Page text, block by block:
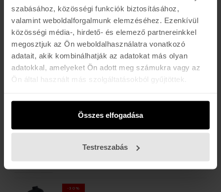
szabásához, közösségi funkciók biztosításához,
valamint weboldalforgalmunk elemzéséhez. Ezenkívül
közösségi média-, hirdető- és elemező partnereinkkel
megosztjuk az Ön weboldalhasználatra vonatkozó
adatait, akik kombinálhatják az adatokat más olyan
adatokkal, amelyeket Ön adott meg számukra vagy az
Ön által használt más szolgáltatásokból gyűjtöttek.
Összes elfogadása
Testreszabás
-30%
THIRTYTWO
RIDELITE L/S SHIRT
23.990 Ft
-30%
PICTURE
-30%
LHOTSE PT
-30%